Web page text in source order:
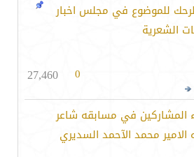
للموضوع في مجلس اخبار
الشعرية
0
27,460
المشاركين في مسابقه شاعر
الامير محمد الآحمد السديري